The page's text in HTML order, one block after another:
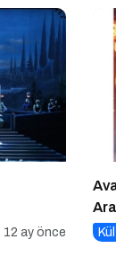
12 ay önce